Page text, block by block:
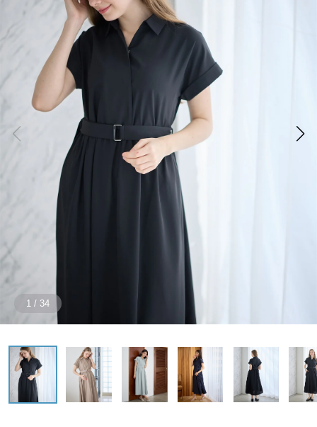
1 / 34